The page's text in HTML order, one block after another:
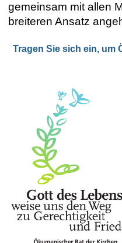
gemeinsam mit allen
breiteren Ansatz
Tragen Sie sich ein, um